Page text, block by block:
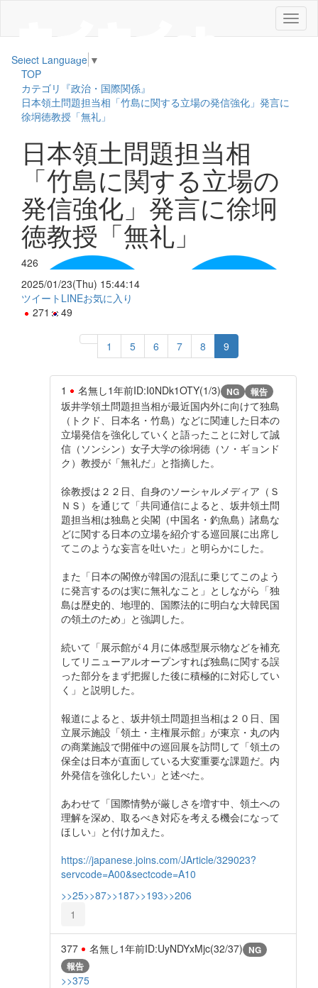
メ
ニ
Select Language ▼
TOP
カテゴリ『政治・国際関係』
日本領土問題担当相「竹島に関する立場の発信強化」発言に
徐坰徳教授「無礼」
日本領土問題担当相
「竹島に関する立場の
発信強化」発言に徐坰
徳教授「無礼」
426
2025/01/23(Thu) 15:44:14
ツイート LINEお気に入り
271
49
1 5 6 7 8 9
1 名無し1年前ID:I0NDk1OTY(1/3) NG 報告
坂井学領土問題担当相が最近国内外に向けて独島
（トクド、日本名・竹島）などに関連した日本の
立場発信を強化していくと語ったことに対して誠
信（ソンシン）女子大学の徐坰徳（ソ・ギョンド
ク）教授が「無礼だ」と指摘した。
徐教授は２２日、自身のソーシャルメディア（Ｓ
ＮＳ）を通じて「共同通信によると、坂井領土問
題担当相は独島と尖閣（中国名・釣魚島）諸島な
どに関する日本の立場を紹介する巡回展に出席し
てこのような妄言を吐いた」と明らかにした。
また「日本の閣僚が韓国の混乱に乗じてこのよう
に発言するのは実に無礼なこと」としながら「独
島は歴史的、地理的、国際法的に明白な大韓民国
の領土のため」と強調した。
続いて「展示館が４月に体感型展示物などを補充
してリニューアルオープンすれば独島に関する誤
った部分をまず把握した後に積極的に対応してい
く」と説明した。
報道によると、坂井領土問題担当相は２０日、国
立展示施設「領土・主権展示館」が東京・丸の内
の商業施設で開催中の巡回展を訪問して「領土の
保全は日本が直面している大変重要な課題だ。内
外発信を強化したい」と述べた。
あわせて「国際情勢が厳しさを増す中、領土への
理解を深め、取るべき対応を考える機会になって
ほしい」と付け加えた。
https://japanese.joins.com/JArticle/329023?
servcode=A00&sectcode=A10
>>25>>87>>187>>193>>206
1
377 名無し1年前ID:UyNDYxMjc(32/37) NG
報告
>>375